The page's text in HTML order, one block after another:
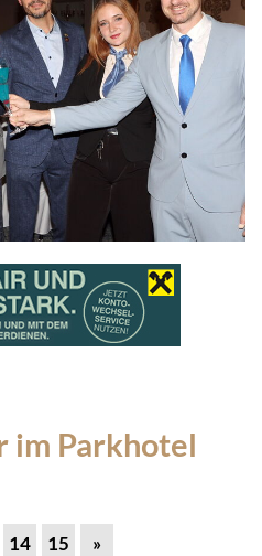
im Parkhotel
14 15 »